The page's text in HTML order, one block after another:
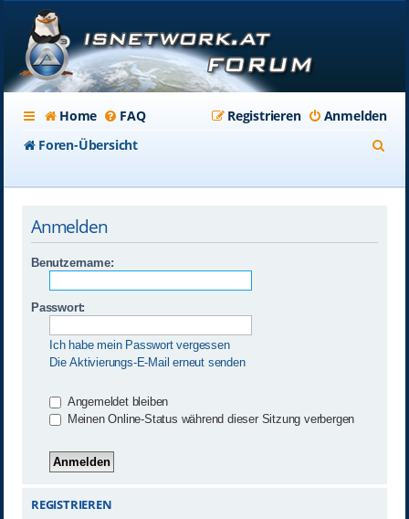
Home FAQ Anmelden
Registrieren
Foren-Übersicht
Anmelden
Benutzername:
Passwort:
Ich habe mein Passwort vergessen
Die Aktivierungs-E-Mail erneut senden
Angemeldet bleiben
Meinen Online-Status während dieser Sitzung verbergen
REGISTRIEREN